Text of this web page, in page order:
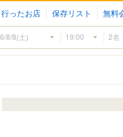
行ったお店 保存リスト 無料